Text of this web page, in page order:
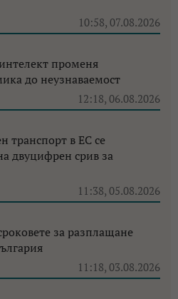
10:58, 07.08.2026
променя
до неузнаваемост
12:18, 06.08.2026
транспорт в ЕС се
двуцифрен срив за
11:38, 05.08.2026
за разплащане
11:18, 03.08.2026